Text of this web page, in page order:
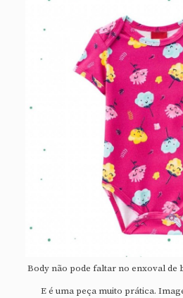
Body não pode faltar no enxoval de
E é uma peça muito prática.